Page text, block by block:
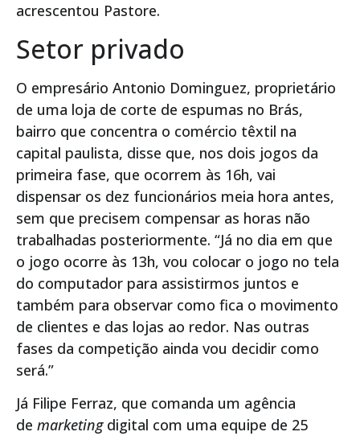
acrescentou Pastore.
Setor privado
O empresário Antonio Dominguez, proprietário
de uma loja de corte de espumas no Brás,
bairro que concentra o comércio têxtil na
capital paulista, disse que, nos dois jogos da
primeira fase, que ocorrem às 16h, vai
dispensar os dez funcionários meia hora antes,
sem que precisem compensar as horas não
trabalhadas posteriormente. “Já no dia em que
o jogo ocorre às 13h, vou colocar o jogo no tela
do computador para assistirmos juntos e
também para observar como fica o movimento
de clientes e das lojas ao redor. Nas outras
fases da competição ainda vou decidir como
será.”
Já Filipe Ferraz, que comanda um agência
de marketing digital com uma equipe de 25